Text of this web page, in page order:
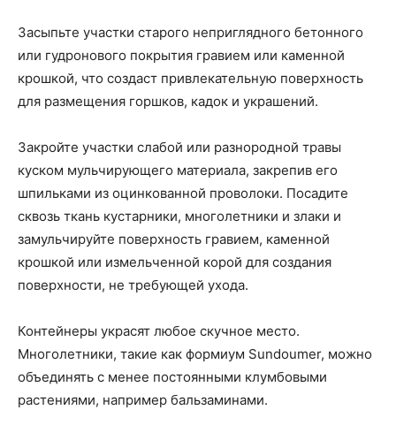
Засыпьте участки старого неприглядного бетонного
или гудронового покрытия гравием или каменной
крошкой, что создаст привлекательную поверхность
для размещения горшков, кадок и украшений.
Закройте участки слабой или разнородной травы
куском мульчирующего материала, закрепив его
шпильками из оцинкованной проволоки. Посадите
сквозь ткань кустарники, многолетники и злаки и
замульчируйте поверхность гравием, каменной
крошкой или измельченной корой для создания
поверхности, не требующей ухода.
Контейнеры украсят любое скучное место.
Многолетники, такие как формиум Sundoumer, можно
объединять с менее постоянными клумбовыми
растениями, например бальзаминами.